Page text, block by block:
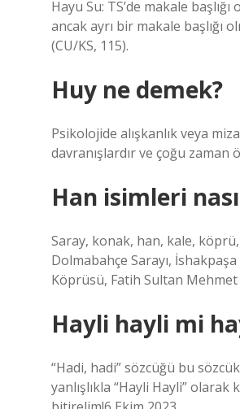
Hayu Su: TS’de makale
ancak ayrı bir makale başlığı
(CU/KS, 115).
Huy ne demek?
Psikolojide alışkanlık veya
davranışlardır ve çoğu
Han isimleri
Saray, konak, han, kale, köprü,
Dolmabahçe Sarayı,
Köprüsü, Fatih Sultan Mehmet
Hayli hayli mi
“Hadi, hadi” sözcüğü bu
yanlışlıkla “Hayli Hayli”